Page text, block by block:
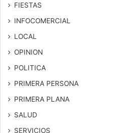
FIESTAS
INFOCOMERCIAL
LOCAL
OPINION
POLITICA
PRIMERA PERSONA
PRIMERA PLANA
SALUD
SERVICIOS